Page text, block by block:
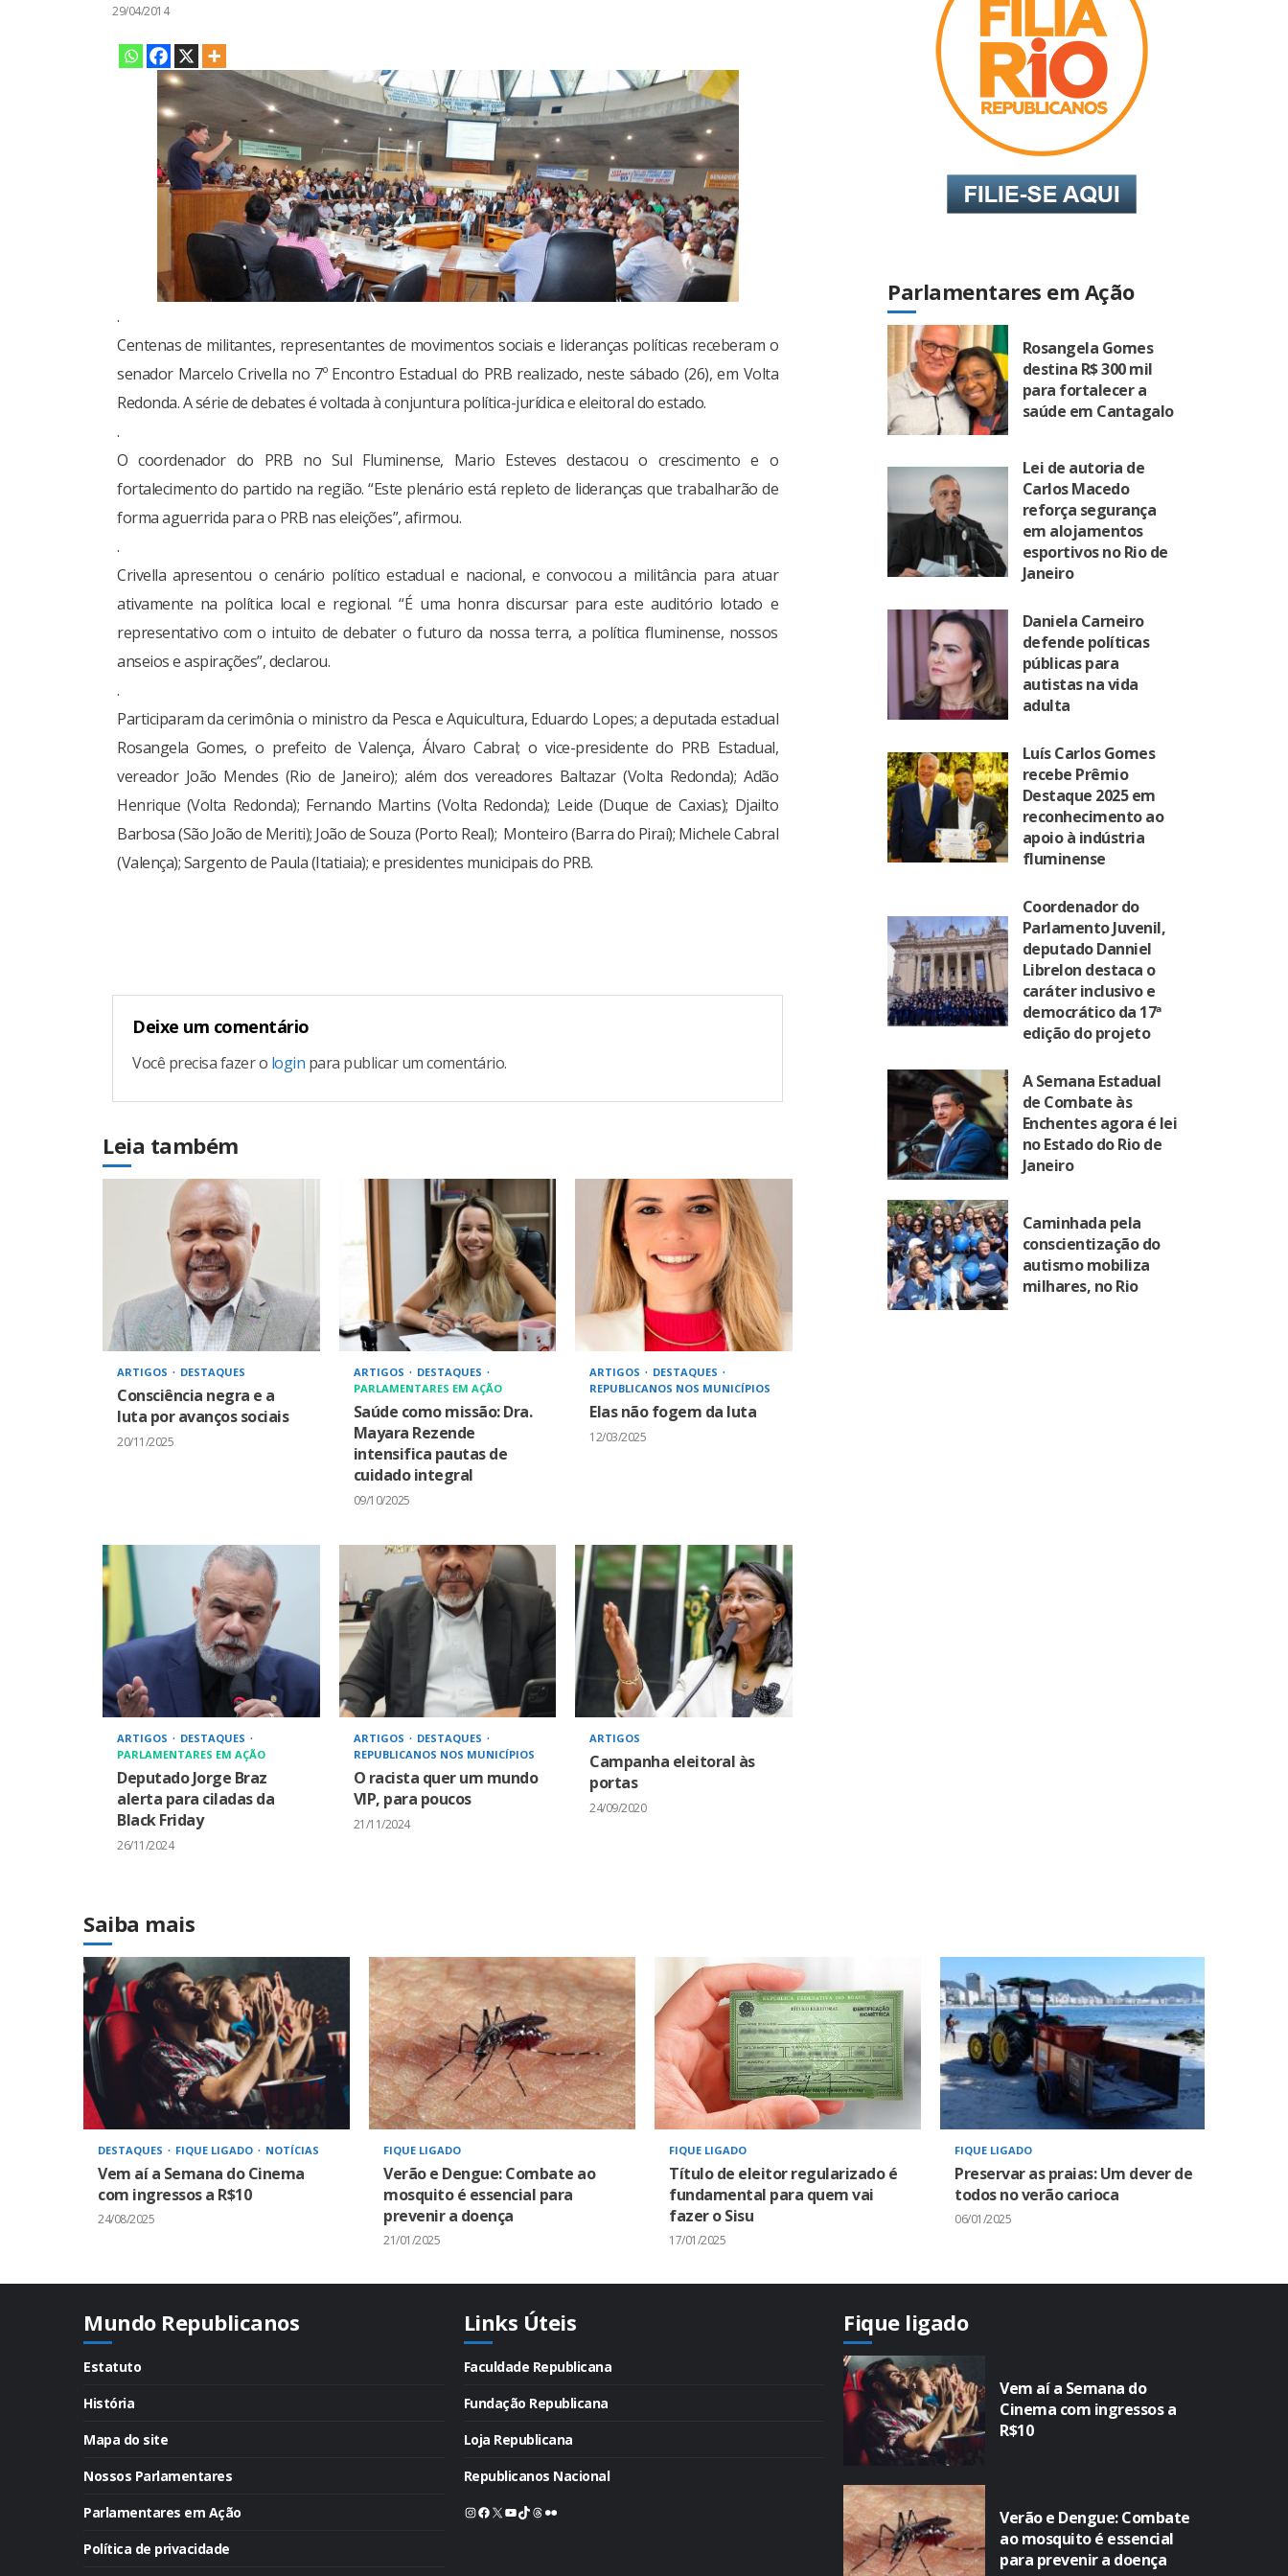
29/04/2014
.
Centenas de militantes, representantes de movimentos sociais e lideranças políticas receberam o
senador Marcelo Crivella no 7º Encontro Estadual do PRB realizado, neste sábado (26), em Volta
Redonda. A série de debates é voltada à conjuntura política-jurídica e eleitoral do estado.
.
O coordenador do PRB no Sul Fluminense, Mario Esteves destacou o crescimento e o
fortalecimento do partido na região. “Este plenário está repleto de lideranças que trabalharão de
forma aguerrida para o PRB nas eleições”, afirmou.
.
Crivella apresentou o cenário político estadual e nacional, e convocou a militância para atuar
ativamente na política local e regional. “É uma honra discursar para este auditório lotado e
representativo com o intuito de debater o futuro da nossa terra, a política fluminense, nossos
anseios e aspirações”, declarou.
.
Participaram da cerimônia o ministro da Pesca e Aquicultura, Eduardo Lopes; a deputada estadual
Rosangela Gomes, o prefeito de Valença, Álvaro Cabral; o vice-presidente do PRB Estadual,
vereador João Mendes (Rio de Janeiro); além dos vereadores Baltazar (Volta Redonda); Adão
Henrique (Volta Redonda); Fernando Martins (Volta Redonda); Leide (Duque de Caxias); Djailto
Barbosa (São João de Meriti); João de Souza (Porto Real); Monteiro (Barra do Piraí); Michele Cabral
(Valença); Sargento de Paula (Itatiaia); e presidentes municipais do PRB.
Deixe um comentário
Você precisa fazer o login para publicar um comentário.
Leia também
ARTIGOS DESTAQUES
Consciência negra e a
luta por avanços sociais
20/11/2025
ARTIGOS
DESTAQUES
PARLAMENTARES EM AÇÃO
Saúde como missão: Dra.
Mayara Rezende
intensifica pautas de
cuidado integral
09/10/2025
ARTIGOS
DESTAQUES
REPUBLICANOS NOS MUNICÍPIOS
Elas não fogem da luta
12/03/2025
ARTIGOS
DESTAQUES
PARLAMENTARES EM AÇÃO
Deputado Jorge Braz
alerta para ciladas da
Black Friday
26/11/2024
ARTIGOS
DESTAQUES
REPUBLICANOS NOS MUNICÍPIOS
O racista quer um mundo
VIP, para poucos
21/11/2024
ARTIGOS
Campanha eleitoral às
portas
24/09/2020
Parlamentares em Ação
Rosangela Gomes
destina R$ 300 mil
para fortalecer a
saúde em Cantagalo
Lei de autoria de
Carlos Macedo
reforça segurança
em alojamentos
esportivos no Rio de
Janeiro
Daniela Carneiro
defende políticas
públicas para
autistas na vida
adulta
Luís Carlos Gomes
recebe Prêmio
Destaque 2025 em
reconhecimento ao
apoio à indústria
fluminense
Coordenador do
Parlamento Juvenil,
deputado Danniel
Librelon destaca o
caráter inclusivo e
democrático da 17ª
edição do projeto
A Semana Estadual
de Combate às
Enchentes agora é lei
no Estado do Rio de
Janeiro
Caminhada pela
conscientização do
autismo mobiliza
milhares, no Rio
Saiba mais
DESTAQUES FIQUE LIGADO NOTÍCIAS
Vem aí a Semana do Cinema
com ingressos a R$10
24/08/2025
FIQUE LIGADO
Verão e Dengue: Combate ao
mosquito é essencial para
prevenir a doença
21/01/2025
FIQUE LIGADO
Título de eleitor regularizado é
fundamental para quem vai
fazer o Sisu
17/01/2025
FIQUE LIGADO
Preservar as praias: Um dever de
todos no verão carioca
06/01/2025
Mundo Republicanos
Estatuto
História
Mapa do site
Nossos Parlamentares
Parlamentares em Ação
Política de privacidade
Links Úteis
Faculdade Republicana
Fundação Republicana
Loja Republicana
Republicanos Nacional
Instagram
Facebook
X Youtube
TikTok
Threads
Flickr
Fique ligado
Vem aí a Semana do
Cinema com ingressos a
R$10
Verão e Dengue: Combate
ao mosquito é essencial
para prevenir a doença